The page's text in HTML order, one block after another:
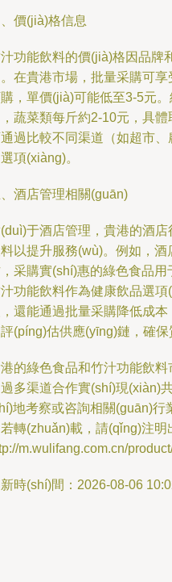
價(jià)格信息
功能飲料的價(jià)格因品牌
在貴港市場，批量采購可
，單價(jià)可能低至3-5元
蔬菜類每斤約2-10元，具
過比較不同渠道（如超市
項(xiàng)。
酒店管理相關(guān)
于酒店管理，貴港的酒
以提升服務(wù)。例如，
采購實(shí)惠的綠色食品
功能飲料作為健康飲品選
還能通過批量采購降低成
(píng)估供應(yīng)鏈，確保
的綠色食品和竹汁功能飲
多渠道合作實(shí)現(xiàn)
地考察或咨詢相關(guān)行
轉(zhuǎn)載，請(qǐng)注明
m.wulifang.com.cn/
時(shí)間：2026-08-06